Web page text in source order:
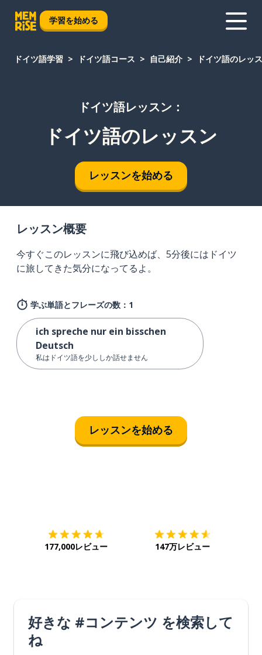
学習を始める
ドイツ語学習 ドイツ語コース 自己紹介 ドイツ語のレッ
ドイツ語レッスン：
ドイツ語のレッスン
レッスンを始める
レッスン概要
今すぐこのレッスンに飛び込めば、5分後にはドイツ
に旅してきた気分になってるよ。
学ぶ単語とフレーズの数：1
ich spreche nur ein bisschen
Deutsch
私はドイツ語を少ししか話せません
レッスンを始める
177,000レビュー 147万レビュー
好きな #コンテンツ を検索して
ね